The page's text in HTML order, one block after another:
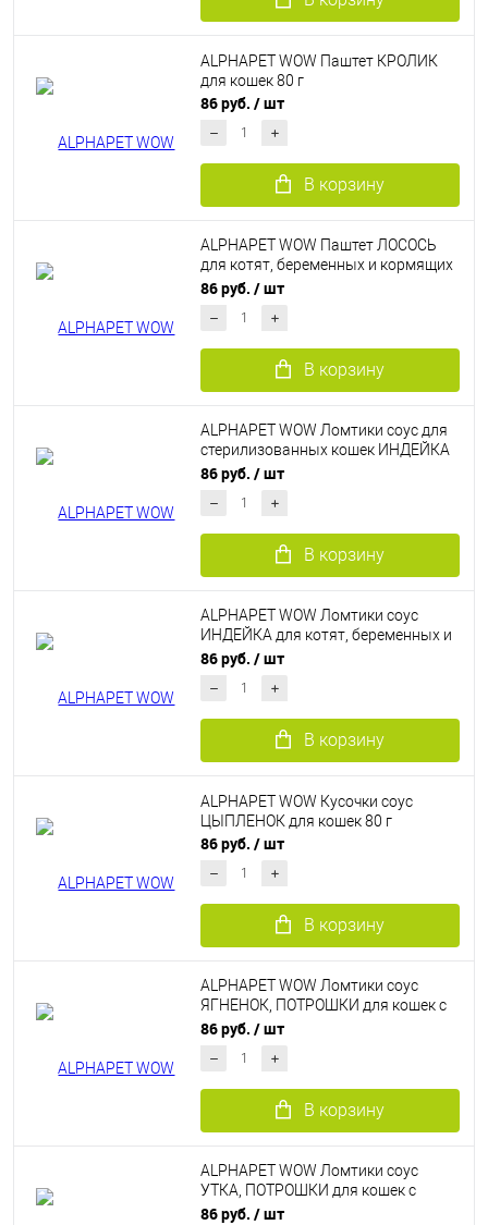
ALPHAPET WOW Паштет КРОЛИК
для кошек 80 г
86 руб. / шт
В корзину
ALPHAPET WOW Паштет ЛОСОСЬ
для котят, беременных и кормящих
кошек 80 г
86 руб. / шт
В корзину
ALPHAPET WOW Ломтики соус для
стерилизованных кошек ИНДЕЙКА
80 г
86 руб. / шт
В корзину
ALPHAPET WOW Ломтики соус
ИНДЕЙКА для котят, беременных и
кормящих кошек 80 г
86 руб. / шт
В корзину
ALPHAPET WOW Кусочки соус
ЦЫПЛЕНОК для кошек 80 г
86 руб. / шт
В корзину
ALPHAPET WOW Ломтики соус
ЯГНЕНОК, ПОТРОШКИ для кошек с
чувствительным пищеварением 80
86 руб. / шт
В корзину
ALPHAPET WOW Ломтики соус
УТКА, ПОТРОШКИ для кошек с
чувствительным пищеварением 80
86 руб. / шт